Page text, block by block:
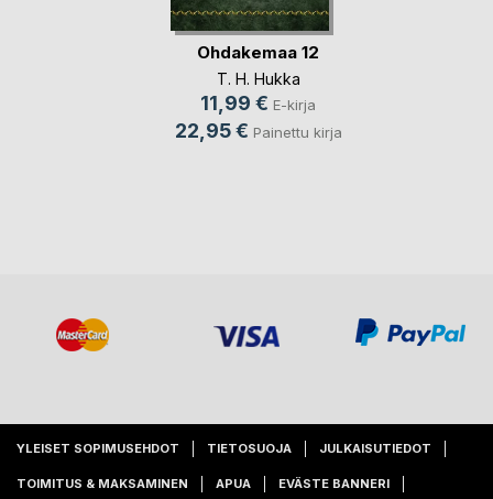
Ohdakemaa 12
T. H. Hukka
11,99 € E-kirja
22,95 € Painettu kirja
YLEISET SOPIMUSEHDOT TIETOSUOJA JULKAISUTIEDOT
TOIMITUS & MAKSAMINEN APUA EVÄSTE BANNERI